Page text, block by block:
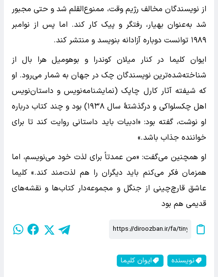
از نویسندگان مخالف رژیم وقت، ممنوع‌القلم شد و حتی مجبور
شد به‌عنوان بهیار، رفتگر و پیک کار کند. اما پس از نوامبر
۱۹۸۹ توانست دوباره آزادانه بنویسد و منتشر کند.
ایوان کلیما در کنار میلان کوندرا و بوهومیل هرا بال از
شناخته‌شده‌ترین نویسندگان چک در جهان به شمار می‌رود. او
که شیفته آثار کارل چاپک (نمایشنامه‌نویس و داستان‌نویس
اهل چکسلواکی و درگذشتۀ سال ۱۹۳۸) بود و چند کتاب درباره
او نوشت، گفته بود: «ادبیات باید داستانی روایت کند تا برای
خواننده جذاب باشد.»
او همچنین می‌گفت: «من عمدتاً برای لذت خود می‌نویسم، اما
همزمان فکر می‌کنم باید دیگران را هم لذت‌مند کند.» کلیما
عاشق قارچ‌چینی از جنگل و مجموعه‌دار کتاب‌ها و نقشه‌های
قدیمی هم بود
نویسنده ایوان کلیما